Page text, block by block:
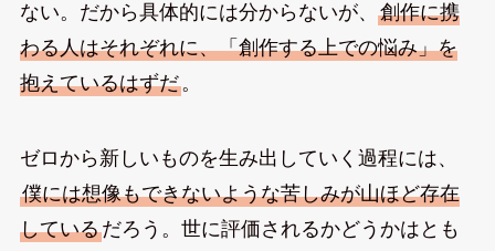
ない。だから具体的には分からないが、 創作に携
わる人はそれぞれに、「創作する上での悩み」を
抱えているはずだ。
ゼロから新しいものを生み出していく過程には、
僕には想像もできないような苦しみが山ほど存在
しているだろう。世に評価されるかどうかはとも